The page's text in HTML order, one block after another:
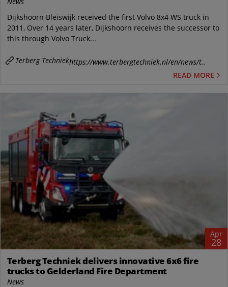
Dijkshoorn Bleiswijk received the first Volvo 8x4 WS truck in
2011, Over 14 years later, Dijkshoorn receives the successor to
this through Volvo Truck...
Terberg Techniekhttps://www.terbergtechniek.nl/en/news/t..
READ MORE
Apr
28
Terberg Techniek delivers innovative 6x6 fire
trucks to Gelderland Fire Department
News